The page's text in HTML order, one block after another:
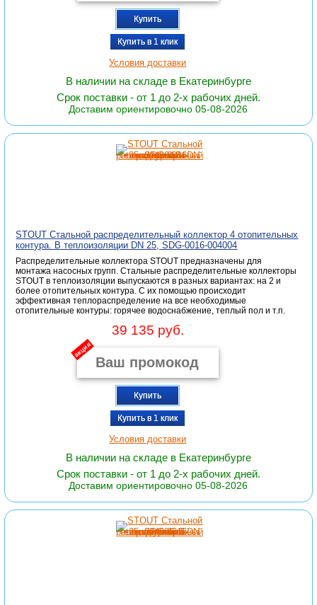
Купить
Купить в 1 клик
Условия доставки
В наличии на складе в Екатеринбурге
Срок поставки - от 1 до 2-х рабочих дней.
Доставим ориентировочно 05-08-2026
STOUT Стальной распределительный коллектор 4 отопительных
контура. В теплоизоляции DN 25, SDG-0016-004004
Распределительные коллектора STOUT предназначены для
монтажа насосных групп. Стальные распределительные коллекторы
STOUT в теплоизоляции выпускаются в разных вариантах: на 2 и
более отопительных контура. С их помощью происходит
эффективная теплораспределение на все необходимые
отопительные контуры: горячее водоснабжение, теплый пол и т.п.
39 135 руб.
акция
Купить
Купить в 1 клик
Условия доставки
В наличии на складе в Екатеринбурге
Срок поставки - от 1 до 2-х рабочих дней.
Доставим ориентировочно 05-08-2026